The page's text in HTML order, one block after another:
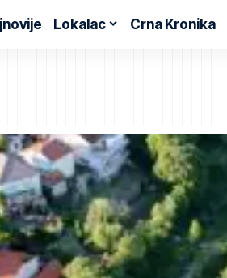
Lokalac Crna Kronika